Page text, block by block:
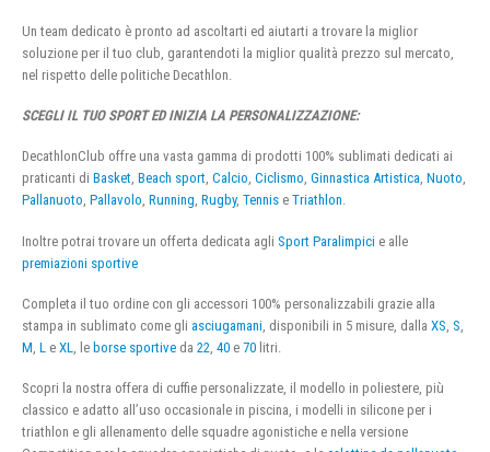
Un team dedicato è pronto ad ascoltarti ed aiutarti a trovare la miglior
soluzione per il tuo club, garantendoti la miglior qualità prezzo sul mercato,
nel rispetto delle politiche Decathlon.
SCEGLI IL TUO SPORT ED INIZIA LA PERSONALIZZAZIONE:
DecathlonClub offre una vasta gamma di prodotti 100% sublimati dedicati ai
praticanti di Basket, Beach sport, Calcio, Ciclismo, Ginnastica Artistica, Nuoto,
Pallanuoto, Pallavolo, Running, Rugby, Tennis e Triathlon.
Inoltre potrai trovare un offerta dedicata agli Sport Paralimpici e alle
premiazioni sportive
Completa il tuo ordine con gli accessori 100% personalizzabili grazie alla
stampa in sublimato come gli asciugamani , disponibili in 5 misure, dalla XS S
M L e XL , le borse sportive da 22 40 e 70 litri.
Scopri la nostra offera di cuffie personalizzate, il modello in poliestere, più
classico e adatto all’uso occasionale in piscina, i modelli in silicone per i
triathlon e gli allenamento delle squadre agonistiche e nella versione